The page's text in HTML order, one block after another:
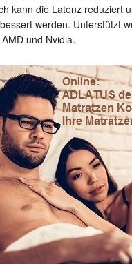
kann die Latenz reduziert
werden. Unterstützt
und Nvidia.